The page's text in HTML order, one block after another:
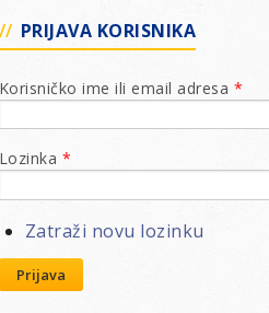
Lions Magazin
PRIJAVA KORISNIKA
Korisničko ime ili email adresa *
Lozinka *
Zatraži novu lozinku
Prijava